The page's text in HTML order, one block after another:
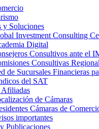
y Soluciones
Investment Consulting
Digital
Consultivos ante el
Consultivas
de Sucursales Financieras
del SAT
Afiliadas
de Cámaras
Cámaras de
importantes
Publicaciones